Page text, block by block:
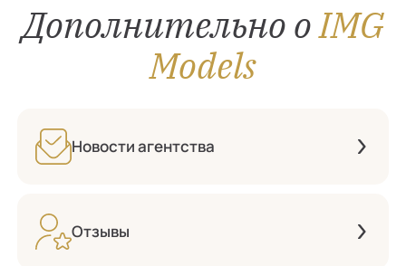
Дополнительно оIMG
Models
Новости агентства
Отзывы